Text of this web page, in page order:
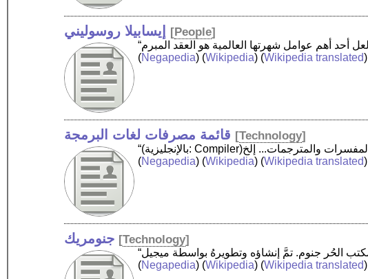
إيسابيلا روسوليني [People]
(Negapedia) (Wikipedia) (Wikipedia translated)
قائمة مصرفات لغات البرمجة [Technology]
(Negapedia) (Wikipedia) (Wikipedia translated)
جنومريك [Technology]
(Negapedia) (Wikipedia) (Wikipedia translated)